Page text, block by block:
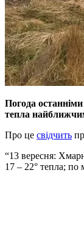
Погода
тепла
Про це свідчить
“13 вересня:
17 – 22° тепла; по